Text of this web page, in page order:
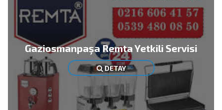
Gaziosmanpaşa Remta Yetkili Servisi
DETAY